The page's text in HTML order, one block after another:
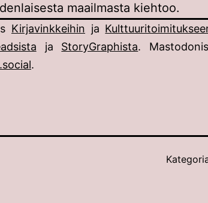
maailmasta kiehtoo.
Kirjavinkkeihin ja
ja StoryGraphista.
.